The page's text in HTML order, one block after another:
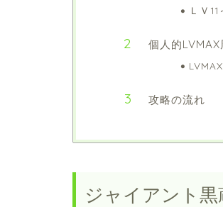
ＬＶ
個人的
攻略の流れ
ジャイアント